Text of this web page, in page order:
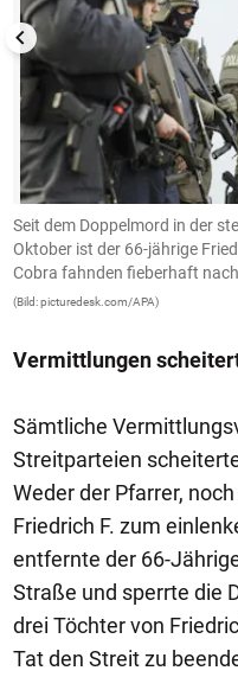
Seit dem Doppelmord in der
Oktober ist der 66-jährige
Cobra fahnden fieberhaft
(Bild: picturedesk.com/APA)
Vermittlungen
Sämtliche
Streitparteien
Weder der Pfarrer,
Friedrich F. zum
entfernte der 66-
Straße und sperrte die
drei Töchter von
Tat den Streit zu